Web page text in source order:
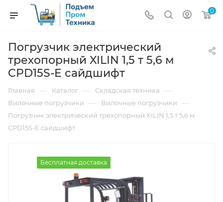
0
Погрузчик электрический
трехопорный XILIN 1,5 т 5,6 м
CPD15S-E сайдшифт
Главная — Каталог — Складская техника —
Вилочные погрузчики — Вилочные погрузчики —
Погрузчик электрический трехопорный XILIN 1,5 т 5,6 м
CPD15S-E сайдшифт
Бесплатная доставка